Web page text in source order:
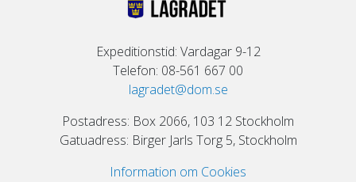
Expeditionstid: Vardagar 9-12
Telefon: 08-561 667 00
lagradet@dom.se
Postadress: Box 2066, 103 12 Stockholm
Gatuadress: Birger Jarls Torg 5, Stockholm
Information om Cookies